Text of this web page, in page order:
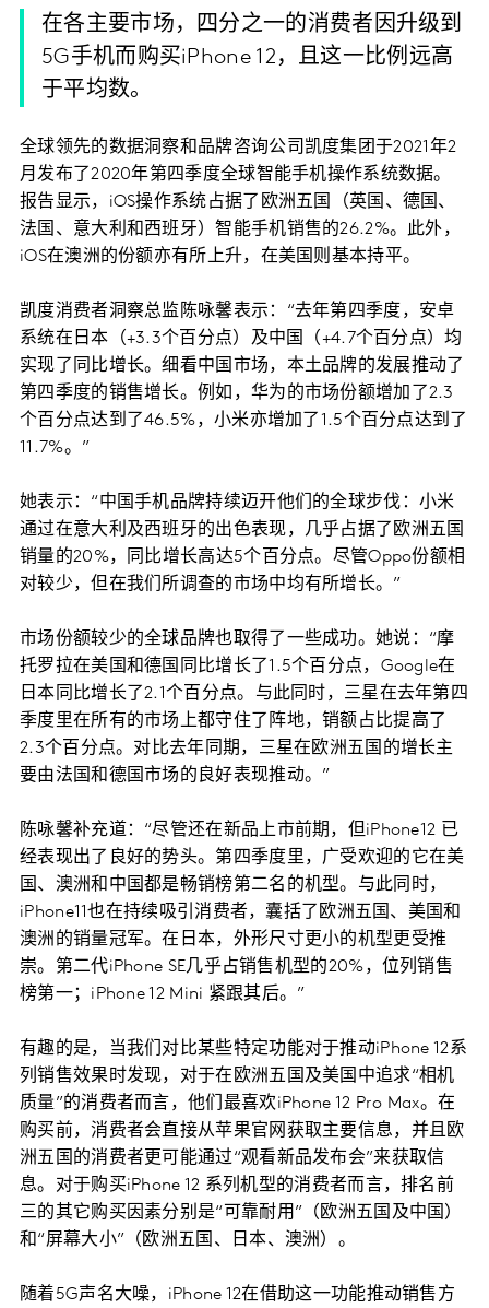
在各主要市场，四分之一的消费者因升级到
5G手机而购买iPhone 12，且这一比例远高
于平均数。
全球领先的数据洞察和品牌咨询公司凯度集团于2021年2
月发布了2020年第四季度全球智能手机操作系统数据。
报告显示，iOS操作系统占据了欧洲五国（英国、德国、
法国、意大利和西班牙）智能手机销售的26.2%。此外，
iOS在澳洲的份额亦有所上升，在美国则基本持平。
凯度消费者洞察总监陈咏馨表示：“去年第四季度，安卓
系统在日本（+3.3个百分点）及中国（+4.7个百分点）均
实现了同比增长。细看中国市场，本土品牌的发展推动了
第四季度的销售增长。例如，华为的市场份额增加了2.3
个百分点达到了46.5%，小米亦增加了1.5个百分点达到了
11.7%。”
她表示：“中国手机品牌持续迈开他们的全球步伐：小米
通过在意大利及西班牙的出色表现，几乎占据了欧洲五国
销量的20%，同比增长高达5个百分点。尽管Oppo份额相
对较少，但在我们所调查的市场中均有所增长。”
市场份额较少的全球品牌也取得了一些成功。她说：“摩
托罗拉在美国和德国同比增长了1.5个百分点，Google在
日本同比增长了2.1个百分点。与此同时，三星在去年第四
季度里在所有的市场上都守住了阵地，销额占比提高了
2.3个百分点。对比去年同期，三星在欧洲五国的增长主
要由法国和德国市场的良好表现推动。”
陈咏馨补充道：“尽管还在新品上市前期，但iPhone12 已
经表现出了良好的势头。第四季度里，广受欢迎的它在美
国、澳洲和中国都是畅销榜第二名的机型。与此同时，
iPhone11也在持续吸引消费者，囊括了欧洲五国、美国和
澳洲的销量冠军。在日本，外形尺寸更小的机型更受推
崇。第二代iPhone SE几乎占销售机型的20%，位列销售
榜第一；iPhone 12 Mini 紧跟其后。”
有趣的是，当我们对比某些特定功能对于推动iPhone 12系
列销售效果时发现， 对于在欧洲五国及美国中追求“相机
质量”的消费者而言，他们最喜欢iPhone 12 Pro Max。 在
购买前，消费者会直接从苹果官网获取主要信息，并且欧
洲五国的消费者更可能通过“观看新品发布会”来获取信
息。对于购买iPhone 12 系列机型的消费者而言，排名前
三的其它购买因素分别是“可靠耐用”（欧洲五国及中国）
和“屏幕大小”（欧洲五国、日本、澳洲）。
随着5G声名大噪，iPhone 12在借助这一功能推动销售方